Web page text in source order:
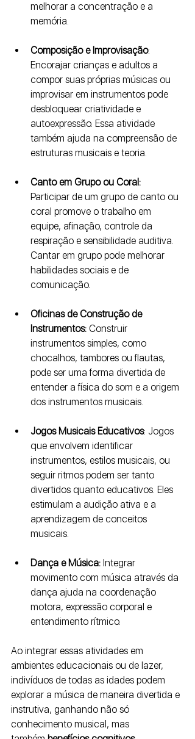
melhorar a concentração e a
memória.
Composição e Improvisação:
Encorajar crianças e adultos a
compor suas próprias músicas ou
improvisar em instrumentos pode
desbloquear criatividade e
autoexpressão. Essa atividade
também ajuda na compreensão de
estruturas musicais e teoria.
Canto em Grupo ou Coral:
Participar de um grupo de canto ou
coral promove o trabalho em
equipe, afinação, controle da
respiração e sensibilidade auditiva.
Cantar em grupo pode melhorar
habilidades sociais e de
comunicação.
Oficinas de Construção de
Instrumentos: Construir
instrumentos simples, como
chocalhos, tambores ou flautas,
pode ser uma forma divertida de
entender a física do som e a origem
dos instrumentos musicais.
Jogos Musicais Educativos: Jogos
que envolvem identificar
instrumentos, estilos musicais, ou
seguir ritmos podem ser tanto
divertidos quanto educativos. Eles
estimulam a audição ativa e a
aprendizagem de conceitos
musicais.
Dança e Música: Integrar
movimento com música através da
dança ajuda na coordenação
motora, expressão corporal e
entendimento rítmico.
Ao integrar essas atividades em
ambientes educacionais ou de lazer,
indivíduos de todas as idades podem
explorar a música de maneira divertida e
instrutiva, ganhando não só
conhecimento musical, mas